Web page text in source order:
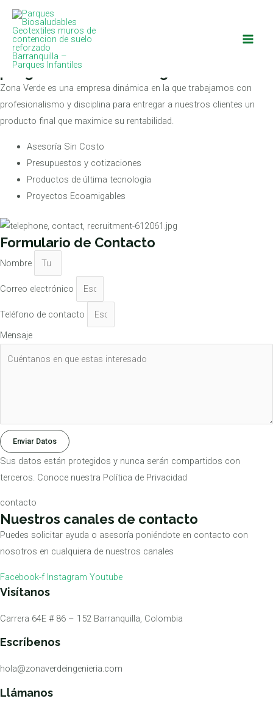
contenido
Contáctanos
¡Estaremos felices de asesorarte!
Déjanos tus datos para que un asesor se
ponga en contacto contigo en breve
Zona Verde es una empresa dinámica en la que trabajamos con
profesionalismo y disciplina para entregar a nuestros clientes un
producto final que maximice su rentabilidad.
Asesoría Sin Costo
Presupuestos y cotizaciones
Productos de última tecnología
Proyectos Ecoamigables
Formulario de Contacto
Nombre
Correo electrónico
Teléfono de contacto
Mensaje
Enviar Datos
Sus datos están protegidos y nunca serán compartidos con
terceros. Conoce nuestra Política de Privacidad
contacto
Nuestros canales de contacto
Puedes solicitar ayuda o asesoría poniéndote en contacto con
nosotros en cualquiera de nuestros canales
Facebook-f Instagram Youtube
Visítanos
Carrera 64E # 86 – 152 Barranquilla, Colombia
Escríbenos
hola@zonaverdeingenieria.com
Llámanos